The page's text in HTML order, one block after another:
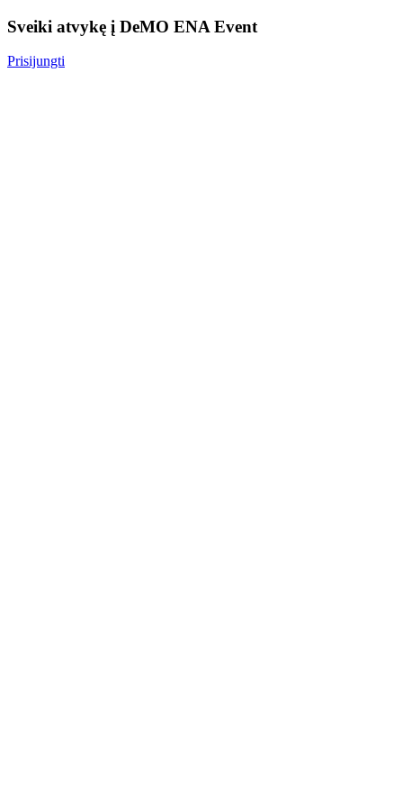
Sveiki atvykę į DeMO ENA Event
Prisijungti